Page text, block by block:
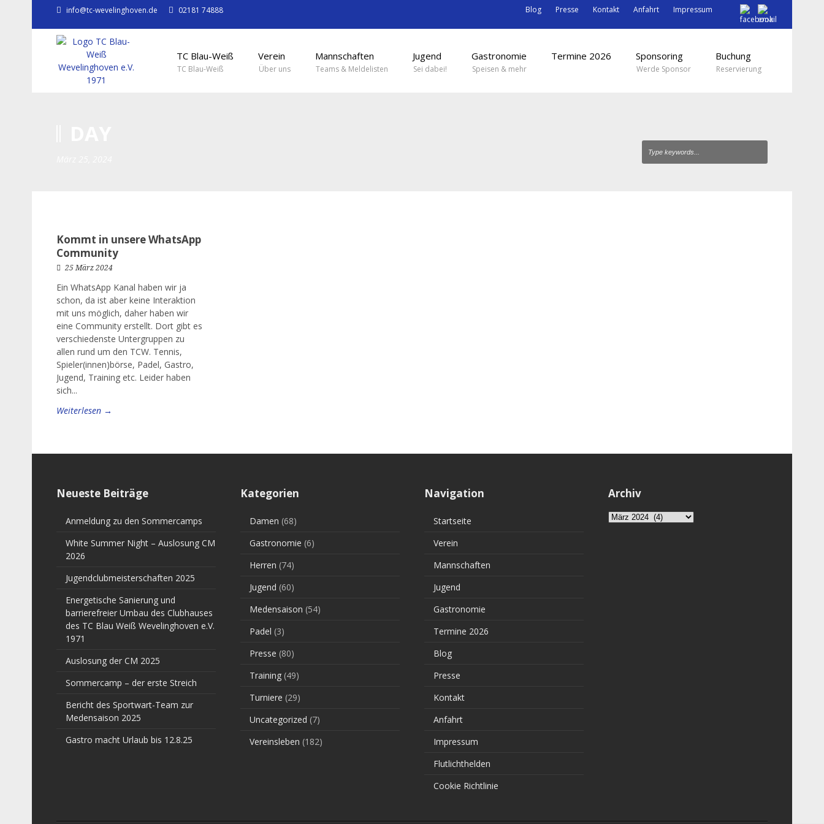
info@tc-wevelinghoven.de 02181 74888 Blog Presse Kontakt Anfahrt Impressum
TC Blau-Weiß
TC Blau-Weiß
Verein
Über uns
Mannschaften
Teams & Meldelisten
Jugend
Sei dabei!
Gastronomie
Speisen & mehr
Termine 2026 Sponsoring
Werde Sponsor
Buchung
Reservierung
Kommt in unsere WhatsApp
Community
25 März 2024
Ein WhatsApp Kanal haben wir ja
schon, da ist aber keine Interaktion
mit uns möglich, daher haben wir
eine Community erstellt. Dort gibt es
verschiedenste Untergruppen zu
allen rund um den TCW. Tennis,
Spieler(innen)börse, Padel, Gastro,
Jugend, Training etc. Leider haben
sich...
Weiterlesen →
Neueste Beiträge
Anmeldung zu den Sommercamps
White Summer Night – Auslosung CM
2026
Jugendclubmeisterschaften 2025
Energetische Sanierung und
barrierefreier Umbau des Clubhauses
des TC Blau Weiß Wevelinghoven e.V.
1971
Auslosung der CM 2025
Sommercamp – der erste Streich
Bericht des Sportwart-Team zur
Medensaison 2025
Gastro macht Urlaub bis 12.8.25
Kategorien
Damen (68)
Gastronomie (6)
Herren (74)
Jugend (60)
Medensaison (54)
Padel (3)
Presse (80)
Training (49)
Turniere (29)
Uncategorized (7)
Vereinsleben (182)
Navigation
Startseite
Verein
Mannschaften
Jugend
Gastronomie
Termine 2026
Blog
Presse
Kontakt
Anfahrt
Impressum
Flutlichthelden
Cookie Richtlinie
Archiv
Archiv